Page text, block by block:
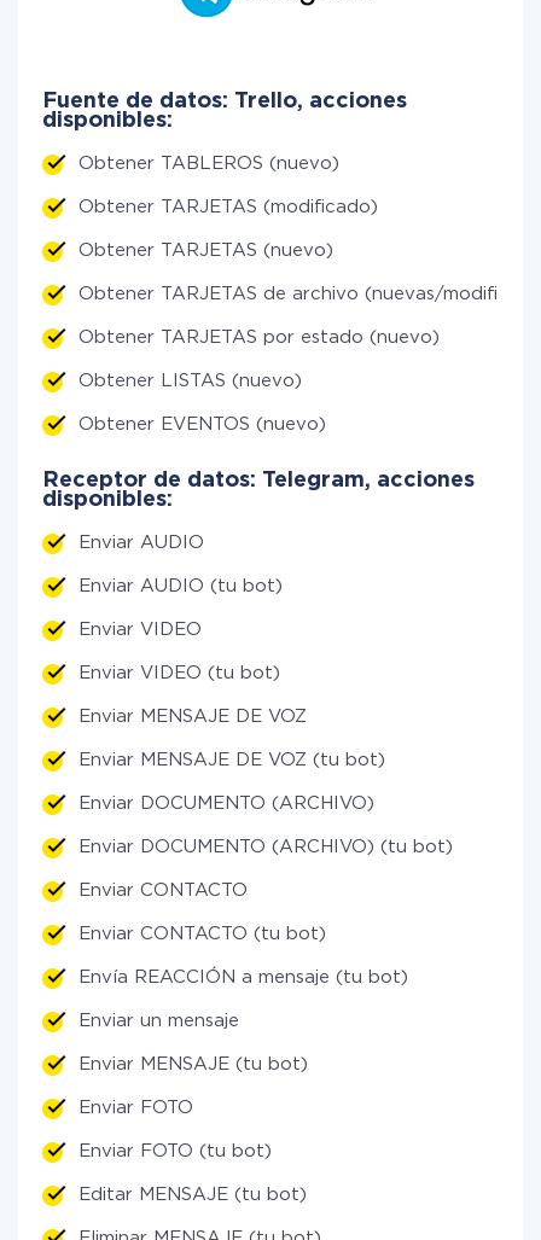
Fuente de datos: Trello, acciones
disponibles:
Obtener TABLEROS (nuevo)
Obtener TARJETAS (modificado)
Obtener TARJETAS (nuevo)
Obtener TARJETAS de archivo (nuevas/
Obtener TARJETAS por estado (nuevo)
Obtener LISTAS (nuevo)
Obtener EVENTOS (nuevo)
Receptor de datos: Telegram, acciones
disponibles:
Enviar AUDIO
Enviar AUDIO (tu bot)
Enviar VIDEO
Enviar VIDEO (tu bot)
Enviar MENSAJE DE VOZ
Enviar MENSAJE DE VOZ (tu bot)
Enviar DOCUMENTO (ARCHIVO)
Enviar DOCUMENTO (ARCHIVO) (tu bot)
Enviar CONTACTO
Enviar CONTACTO (tu bot)
Envía REACCIÓN a mensaje (tu bot)
Enviar un mensaje
Enviar MENSAJE (tu bot)
Enviar FOTO
Enviar FOTO (tu bot)
Editar MENSAJE (tu bot)